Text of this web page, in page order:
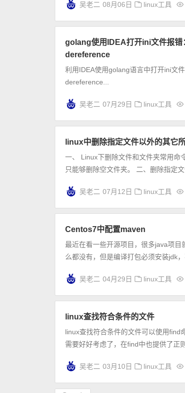
吴老二 08月06日 linux工具
golang使用IDEA打开ini文件报
dereference
利用IDEA使用golang语言中打开ini文
dereference...
吴老二 07月29日 linux工具
linux中删除指定文件以外的其它
一、 Linux下删除文件和文件夹常用
只能够删除空文件夹。 二、删除指定文
吴老二 07月12日 linux工具
Centos7中配置maven
最近在看一些开源项目，很多java项
么都没有，但是编译打包必须安装jdk
吴老二 04月29日 linux工具
linux查找符合条件的文件
linux查找符合条件的文件可以使用find
需要好好考虑了，在find中也提供了正
吴老二 03月10日 linux工具